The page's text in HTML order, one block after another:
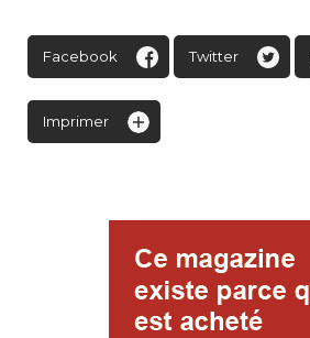
Facebook Twitter
Imprimer